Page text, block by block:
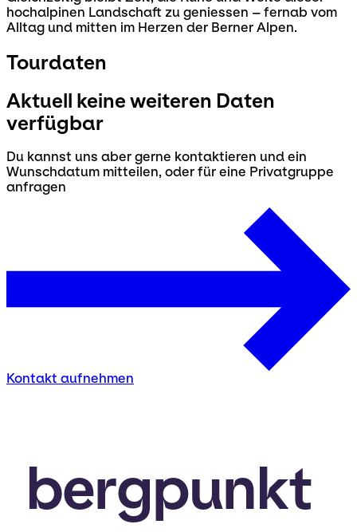
hochalpinen Landschaft zu geniessen – fernab vom
Alltag und mitten im Herzen der Berner Alpen.
Tourdaten
Aktuell keine weiteren Daten
verfügbar
Du kannst uns aber gerne kontaktieren und ein
Wunschdatum mitteilen, oder für eine Privatgruppe
anfragen
Kontakt aufnehmen
bergpunkt